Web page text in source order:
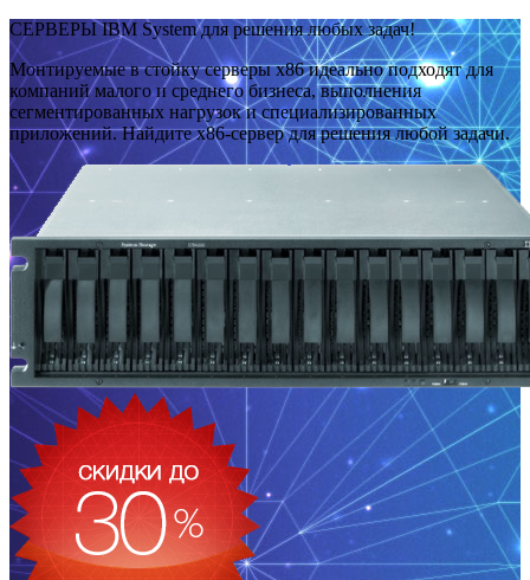
СЕРВЕРЫ IBM System для решения любых задач!
Монтируемые в стойку серверы x86 идеально подходят для
компаний малого и среднего бизнеса, выполнения
сегментированных нагрузок и специализированных
приложений. Найдите x86-сервер для решения любой задачи.